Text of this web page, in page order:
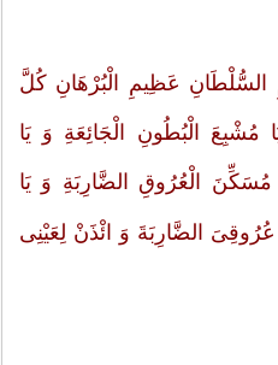
السُّلْطَانِ عَظِیمِ الْبُرْهَانِ کُلَّ
الْبُطُونِ الْجَائِعَةِ وَ یَا
مُسَکِّنَ الْعُرُوقِ الضَّارِبَةِ وَ یَا
الضَّارِبَةَ وَ ائْذَنْ لِعَیْنِی